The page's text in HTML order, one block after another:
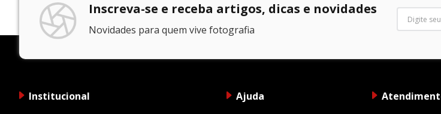
Inscreva-se e receba artigos, dicas e novidades
Novidades para quem vive fotografia
Institucional Ajuda